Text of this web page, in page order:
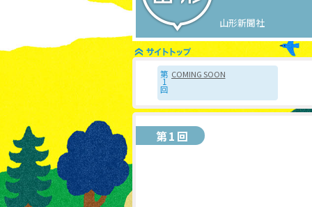
山形新聞社
第
1
回
COMING SOON
第1回